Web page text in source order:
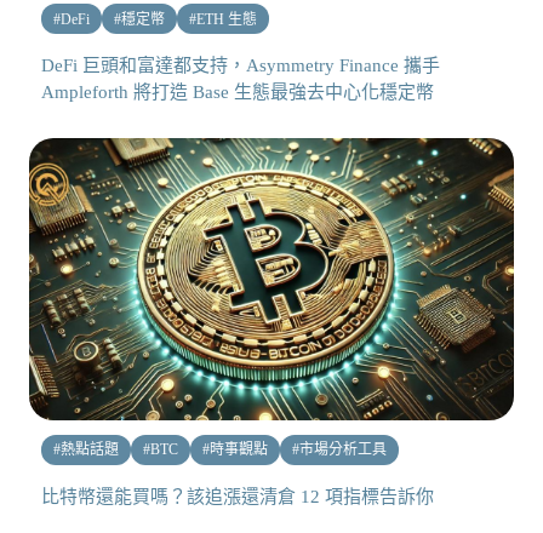
#DeFi #穩定幣 #ETH 生態
DeFi 巨頭和富達都支持，Asymmetry Finance 攜手
Ampleforth 將打造 Base 生態最強去中心化穩定幣
#熱點話題 #BTC #時事觀點 #市場分析工具
比特幣還能買嗎？該追漲還清倉 12 項指標告訴你